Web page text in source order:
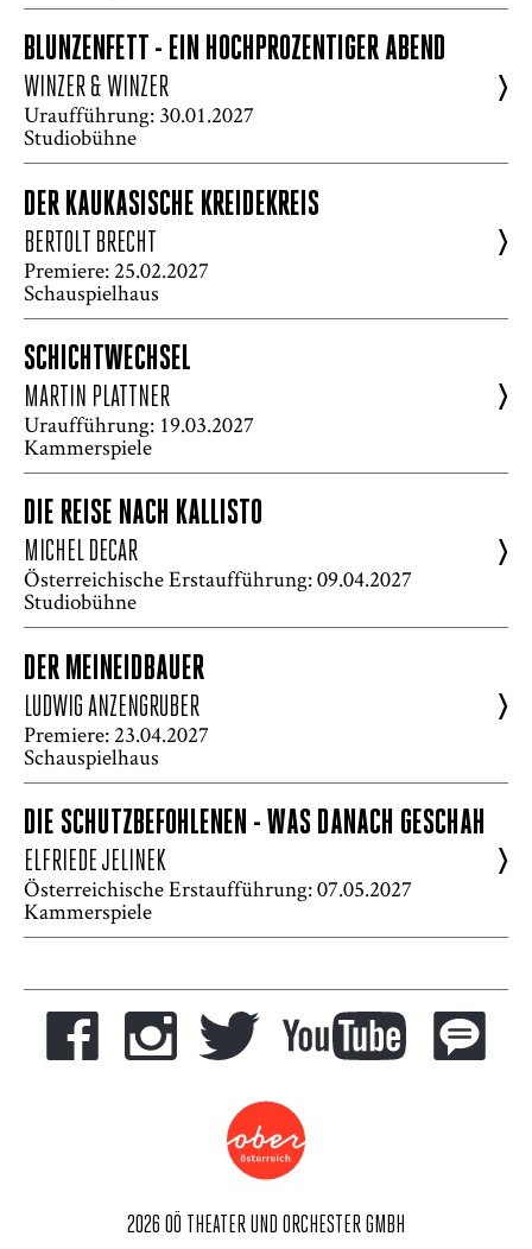
BLUNZENFETT - EIN HOCHPROZENTIGER ABEND
WINZER & WINZER
Uraufführung: 30.01.2027
Studiobühne
>
DER KAUKASISCHE KREIDEKREIS
BERTOLT BRECHT
Premiere: 25.02.2027
Schauspielhaus
>
SCHICHTWECHSEL
MARTIN PLATTNER
Uraufführung: 19.03.2027
Kammerspiele
>
DIE REISE NACH KALLISTO
MICHEL DECAR
Österreichische Erstaufführung: 09.04.2027
Studiobühne
>
DER MEINEIDBAUER
LUDWIG ANZENGRUBER
Premiere: 23.04.2027
Schauspielhaus
>
DIE SCHUTZBEFOHLENEN - WAS DANACH GESCHAH
ELFRIEDE JELINEK
Österreichische Erstaufführung: 07.05.2027
Kammerspiele
>
2026 OÖ THEATER UND ORCHESTER GMBH